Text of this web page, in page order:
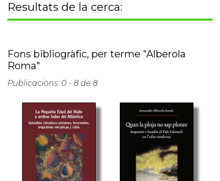
Resultats de la cerca:
Fons bibliogràfic, per terme "Alberola
Roma"
Publicacions: 0 - 8 de 8